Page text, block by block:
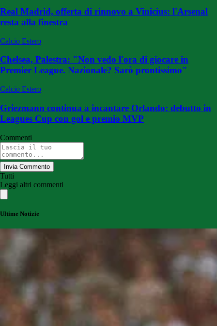
Real Madrid, offerta di rinnovo a Vinicius: l'Arsenal
resta alla finestra
Calcio Estero
Chelsea, Palestra: "Non vedo l'ora di giocare in
Premier League. Nazionale? Sarò prontissimo"
Calcio Estero
Griezmann continua a incantare Orlando: debutto in
Leagues Cup con gol e premio MVP
Commenti
Invia Commento
Tutti
Leggi altri commenti
Ultime Notizie